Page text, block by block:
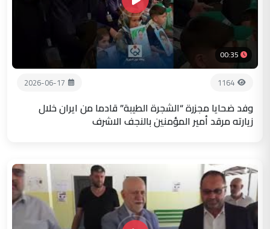
00:35
1164
2026-06-17
وفد ضحايا مجزرة “الشجرة الطيبة” قادما من ايران خلال
زيارته مرقد أمير المؤمنين بالنجف الاشرف